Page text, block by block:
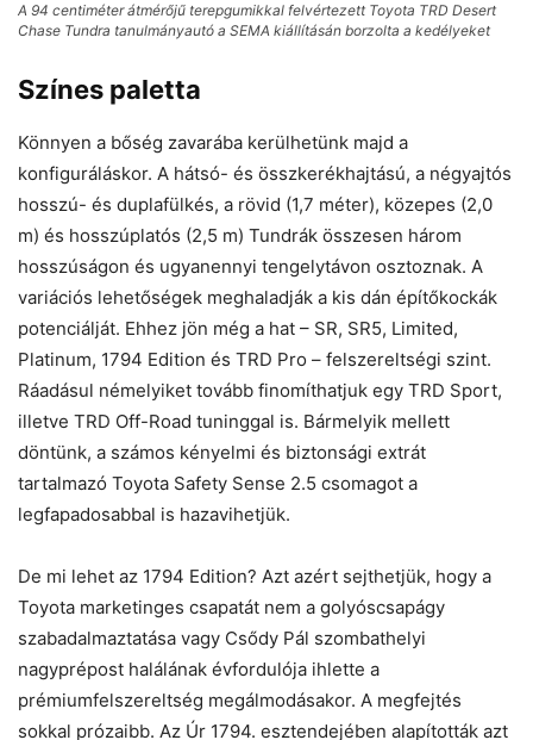
A 94 centiméter átmérőjű terepgumikkal felvértezett Toyota TRD Desert
Chase Tundra tanulmányautó a SEMA kiállításán borzolta a kedélyeket
Színes paletta
Könnyen a bőség zavarába kerülhetünk majd a
konfiguráláskor. A hátsó- és összkerékhajtású, a négyajtós
hosszú- és duplafülkés, a rövid (1,7 méter), közepes (2,0
m) és hosszúplatós (2,5 m) Tundrák összesen három
hosszúságon és ugyanennyi tengelytávon osztoznak. A
variációs lehetőségek meghaladják a kis dán építőkockák
potenciálját. Ehhez jön még a hat – SR, SR5, Limited,
Platinum, 1794 Edition és TRD Pro – felszereltségi szint.
Ráadásul némelyiket tovább finomíthatjuk egy TRD Sport,
illetve TRD Off-Road tuninggal is. Bármelyik mellett
döntünk, a számos kényelmi és biztonsági extrát
tartalmazó Toyota Safety Sense 2.5 csomagot a
legfapadosabbal is hazavihetjük.
De mi lehet az 1794 Edition? Azt azért sejthetjük, hogy a
Toyota marketinges csapatát nem a golyóscsapágy
szabadalmaztatása vagy Csődy Pál szombathelyi
nagyprépost halálának évfordulója ihlette a
prémiumfelszereltség megálmodásakor. A megfejtés
sokkal prózaibb. Az Úr 1794. esztendejében alapították azt